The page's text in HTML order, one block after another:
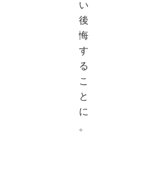
い
後
悔
す
る
こ
と
に
。